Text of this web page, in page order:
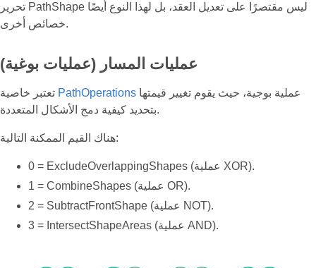
تحرير PathShape ليس مقتصرًا على تعديل العقد، بل لهذا النوع أيضًا
خصائص أخرى.
عمليات المسار (عمليات بوغية)
PathOperations
بتحديد كيفية دمج الأشكال المتعددة.
هناك القيم الممكنة التالية:
0 = ExcludeOverlappingShapes (عملية XOR).
1 = CombineShapes (عملية OR).
2 = SubtractFrontShape (عملية NOT).
3 = IntersectShapeAreas (عملية AND).